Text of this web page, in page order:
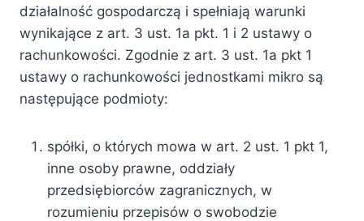
działalność gospodarczą i spełniają warunki
wynikające z art. 3 ust. 1a pkt. 1 i 2 ustawy o
rachunkowości. Zgodnie z art. 3 ust. 1a pkt 1
ustawy o rachunkowości jednostkami mikro są
następujące podmioty:
spółki, o których mowa w art. 2 ust. 1 pkt 1,
inne osoby prawne, oddziały
przedsiębiorców zagranicznych, w
rozumieniu przepisów o swobodzie